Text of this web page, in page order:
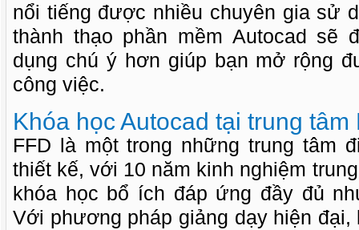
nổi tiếng được nhiều chuyên gia sử
thành thạo phần mềm Autocad sẽ
dụng chú ý hơn giúp bạn mở rộng
công việc.
Khóa học Autocad tại trung tâm
FFD là một trong những trung tâm
thiết kế, với 10 năm kinh nghiệm
khóa học bổ ích đáp ứng đầy đủ
Với phương pháp giảng dạy hiện